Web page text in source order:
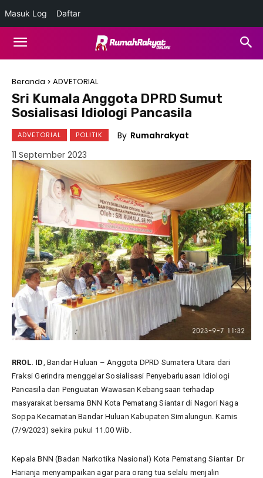
Beranda ADVETORIAL
Sri Kumala Anggota DPRD Sumut
Sosialisasi Idiologi Pancasila
ADVETORIAL POLITIK By Rumahrakyat
11 September 2023
RROL. ID, Bandar Huluan – Anggota DPRD Sumatera Utara dari
Fraksi Gerindra menggelar Sosialisasi Penyebarluasan Idiologi
Pancasila dan Penguatan Wawasan Kebangsaan terhadap
masyarakat bersama BNN Kota Pematang Siantar di Nagori Naga
Soppa Kecamatan Bandar Huluan Kabupaten Simalungun. Kamis
(7/9/2023) sekira pukul 11.00 Wib.
Kepala BNN (Badan Narkotika Nasional) Kota Pematang Siantar Dr
Harianja menyampaikan agar para orang tua selalu menjalin
Masuk Log Daftar